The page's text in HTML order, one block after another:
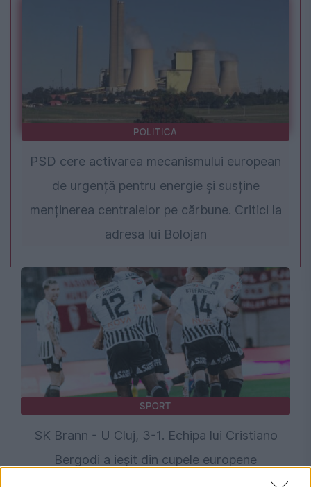
POLITICA
PSD cere activarea mecanismului european
de urgență pentru energie și susține
menținerea centralelor pe cărbune. Critici la
adresa lui Bolojan
SPORT
SK Brann - U Cluj, 3-1. Echipa lui Cristiano
Bergodi a ieșit din cupele europene